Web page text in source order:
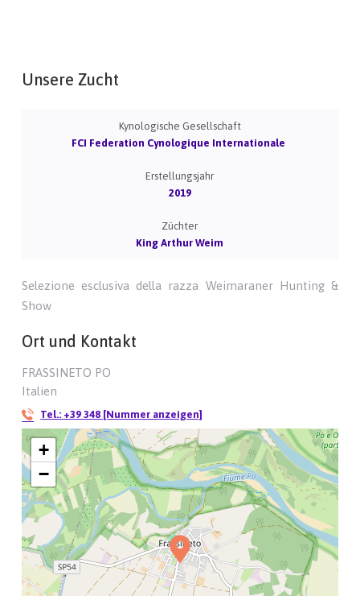
Unsere Zucht
Kynologische Gesellschaft
FCI Federation Cynologique Internationale
Erstellungsjahr
2019
Züchter
King Arthur Weim
Selezione esclusiva della razza Weimaraner Hunting &
Show
Ort und Kontakt
FRASSINETO PO
Italien
Tel.: +39 348 [Nummer anzeigen]
+
−